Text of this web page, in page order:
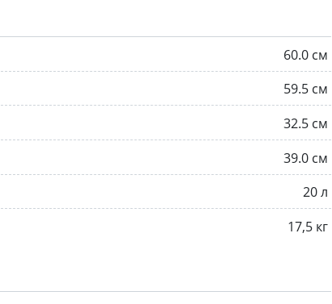
60.0 см
59.5 см
32.5 см
39.0 см
20 л
17,5 кг